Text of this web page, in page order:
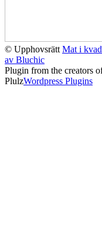
© Upphovsrätt Mat i
av Bluchic
Plugin from the creators
PlulzWordpress Plugins